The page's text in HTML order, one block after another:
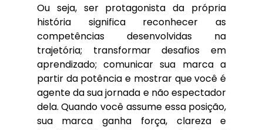
Ou seja, ser protagonista da própria
história significa reconhecer as
competências desenvolvidas na
trajetória; transformar desafios em
aprendizado; comunicar sua marca a
partir da potência e mostrar que você é
agente da sua jornada e não espectador
dela. Quando você assume essa posição,
sua marca ganha força, clareza e